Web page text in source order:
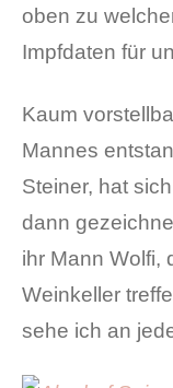
oben zu
Impfdaten für
Kaum
Mannes
Steiner, hat
dann
ihr Mann Wolfi,
Weinkeller
sehe ich an